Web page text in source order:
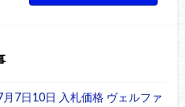
7日10日 入札価格 ヴェルファ